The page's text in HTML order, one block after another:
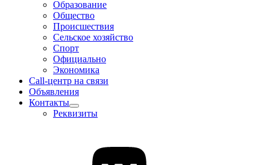
Образование
Общество
Происшествия
Сельское хозяйство
Спорт
Официально
Экономика
Call-центр на связи
Объявления
Контакты
Реквизиты